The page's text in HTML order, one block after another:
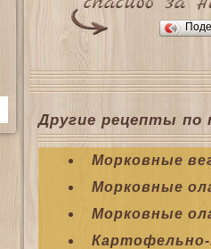
Другие рецепты по
Морковные
Морковные
Морковные
Картофельно-